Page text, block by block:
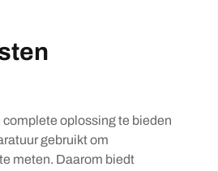
complete oplossing te bieden
gebruikt om
meten. Daarom biedt